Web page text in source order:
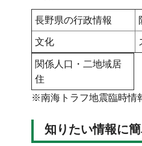
長野県の行政情報
文化
関係人口・二地域居
住
※南海トラフ地震臨時情
知りたい情報に